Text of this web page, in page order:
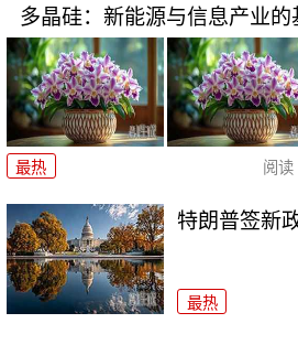
多晶硅：新能源与信息产业的
最热 阅读
特朗普签新
最热